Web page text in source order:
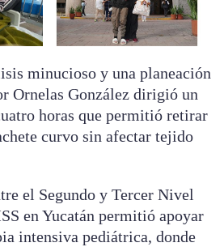
minucioso y una planeación
Ornelas González dirigió un
horas que permitió retirar
curvo sin afectar tejido
el Segundo y Tercer Nivel
en Yucatán permitió apoyar
intensiva pediátrica, donde